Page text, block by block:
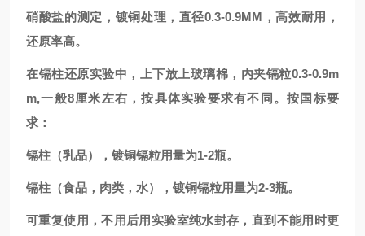
硝酸盐的测定，镀铜处理，直径0.3-0.9MM，高效耐用，
还原率高。
在镉柱还原实验中，上下放上玻璃棉，内夹镉粒0.3-0.9m
m,一般8厘米左右，按具体实验要求有不同。按国标要
求：
镉柱（乳品），镀铜镉粒用量为1-2瓶。
镉柱（食品，肉类，水），镀铜镉粒用量为2-3瓶。
可重复使用，不用后用实验室纯水封存，直到不能用时更